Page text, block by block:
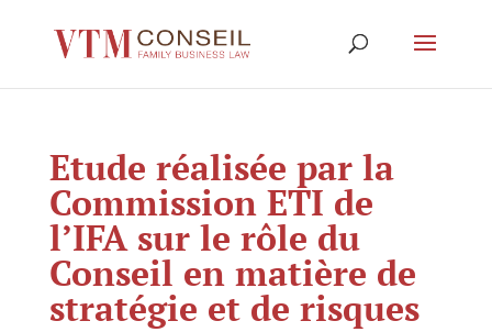
Etude réalisée par la
Commission ETI de
l’IFA sur le rôle du
Conseil en matière de
stratégie et de risques